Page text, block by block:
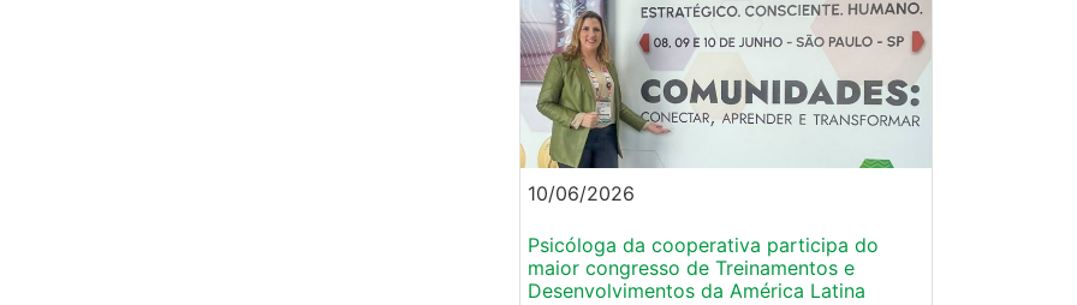
10/06/2026
Psicóloga da cooperativa participa do
maior congresso de Treinamentos e
Desenvolvimentos da América Latina